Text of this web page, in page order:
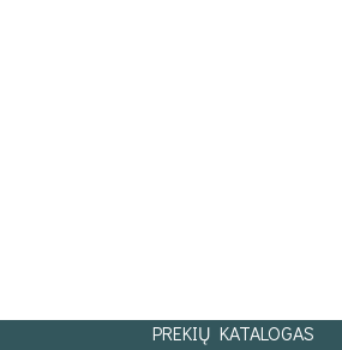
PREKIŲ KATALOGAS